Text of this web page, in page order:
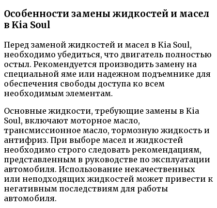
Особенности замены жидкостей и масел
в Kia Soul
Перед заменой жидкостей и масел в Kia Soul,
необходимо убедиться, что двигатель полностью
остыл. Рекомендуется производить замену на
специальной яме или надежном подъемнике для
обеспечения свободы доступа ко всем
необходимым элементам.
Основные жидкости, требующие замены в Kia
Soul, включают моторное масло,
трансмиссионное масло, тормозную жидкость и
антифриз. При выборе масел и жидкостей
необходимо строго следовать рекомендациям,
представленным в руководстве по эксплуатации
автомобиля. Использование некачественных
или неподходящих жидкостей может привести к
негативным последствиям для работы
автомобиля.